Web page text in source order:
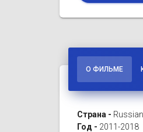
О ФИЛЬМЕ
Страна -
Год - 2011-2018